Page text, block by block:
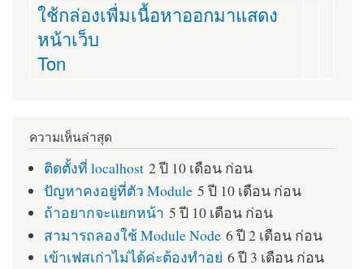
ใช้กล่องเพื่มเนื้อหาออกมาแสดง
หน้าเว็บ
Ton
ความเห็นล่าสุด
ติดตั้งที่ localhost 2 ปี 10 เดือน ก่อน
ปัญหาคงอยู่ที่ตัว Module 5 ปี 10 เดือน ก่อน
ถ้าอยากจะแยกหน้า 5 ปี 10 เดือน ก่อน
สามารถลองใช้ Module Node 6 ปี 2 เดือน ก่อน
เข้าเฟสเก่าไม่ได้ค่ะต้องทำอย่ 6 ปี 3 เดือน ก่อน